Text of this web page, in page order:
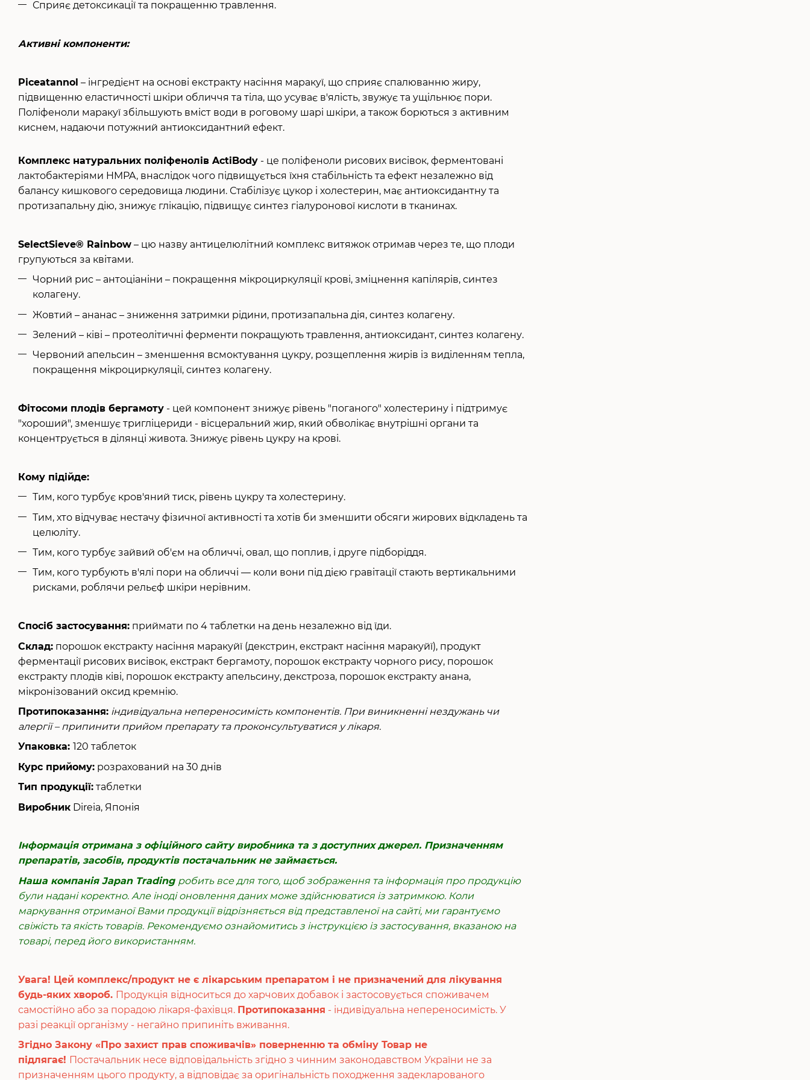
Сприяє детоксикації та покращенню травлення.
Активні компоненти:
Piceatannol – інгредієнт на основі екстракту насіння маракуї, що сприяє спалюванню жиру,
підвищенню еластичності шкіри обличчя та тіла, що усуває в'ялість, звужує та ущільнює пори.
Поліфеноли маракуї збільшують вміст води в роговому шарі шкіри, а також борються з активним
киснем, надаючи потужний антиоксидантний ефект.
Комплекс натуральних поліфенолів ActiBody - це поліфеноли рисових висівок, ферментовані
лактобактеріями HMPA, внаслідок чого підвищується їхня стабільність та ефект незалежно від
балансу кишкового середовища людини. Стабілізує цукор і холестерин, має антиоксидантну та
протизапальну дію, знижує глікацію, підвищує синтез гіалуронової кислоти в тканинах.
SelectSieve® Rainbow – цю назву антицелюлітний комплекс витяжок отримав через те, що плоди
групуються за квітами.
Чорний рис – антоціаніни – покращення мікроциркуляції крові, зміцнення капілярів, синтез
колагену.
Жовтий – ананас – зниження затримки рідини, протизапальна дія, синтез колагену.
Зелений – ківі – протеолітичні ферменти покращують травлення, антиоксидант, синтез колагену.
Червоний апельсин – зменшення всмоктування цукру, розщеплення жирів із виділенням тепла,
покращення мікроциркуляції, синтез колагену.
Фітосоми плодів бергамоту - цей компонент знижує рівень "поганого" холестерину і підтримує
"хороший", зменшує тригліцериди - вісцеральний жир, який обволікає внутрішні органи та
концентрується в ділянці живота. Знижує рівень цукру на крові.
Кому підійде:
Тим, кого турбує кров'яний тиск, рівень цукру та холестерину.
Тим, хто відчуває нестачу фізичної активності та хотів би зменшити обсяги жирових відкладень та
целюліту.
Тим, кого турбує зайвий об'єм на обличчі, овал, що поплив, і друге підборіддя.
Тим, кого турбують в'ялі пори на обличчі — коли вони під дією гравітації стають вертикальними
рисками, роблячи рельєф шкіри нерівним.
Спосіб застосування: приймати по 4 таблетки на день незалежно від їди.
Склад: порошок екстракту насіння маракуйї (декстрин, екстракт насіння маракуйї), продукт
ферментації рисових висівок, екстракт бергамоту, порошок екстракту чорного рису, порошок
екстракту плодів ківі, порошок екстракту апельсину, декстроза, порошок екстракту анана,
мікронізований оксид кремнію.
Протипоказання: індивідуальна непереносимість компонентів. При виникненні нездужань чи
алергії – припинити прийом препарату та проконсультуватися у лікаря.
Упаковка: 120 таблеток
Курс прийому: розрахований на 30 днів
Тип продукції: таблетки
Виробник Direia, Японія
Інформація отримана з офіційного сайту виробника та з доступних джерел. Призначенням
препаратів, засобів, продуктів постачальник не займається.
Наша компанія Japan Trading робить все для того, щоб зображення та інформація про продукцію
були надані коректно. Але іноді оновлення даних може здійснюватися із затримкою. Коли
маркування отриманої Вами продукції відрізняється від представленої на сайті, ми гарантуємо
свіжість та якість товарів. Рекомендуємо ознайомитись з інструкцією із застосування, вказаною на
товарі, перед його використанням.
Увага! Цей комплекс/продукт не є лікарським препаратом і не призначений для лікування
будь-яких хвороб. Продукція відноситься до харчових добавок і застосовується споживачем
самостійно або за порадою лікаря-фахівця. Протипоказання - індивідуальна непереносимість. У
разі реакції організму - негайно припиніть вживання.
Згідно Закону «Про захист прав споживачів» поверненню та обміну Товар не
підлягає! Постачальник несе відповідальність згідно з чинним законодавством України не за
призначенням цього продукту, а відповідає за оригінальність походження задекларованого